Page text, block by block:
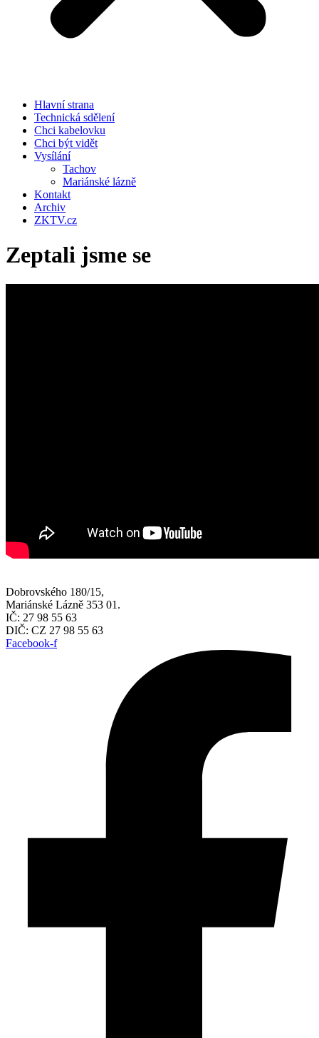
Hlavní strana
Technická sdělení
Chci kabelovku
Chci být vidět
Vysílání
Tachov
Mariánské lázně
Kontakt
Archiv
ZKTV.cz
Zeptali jsme se
Dobrovského 180/15,
Mariánské Lázně 353 01.
IČ: 27 98 55 63
DIČ: CZ 27 98 55 63
Facebook-f